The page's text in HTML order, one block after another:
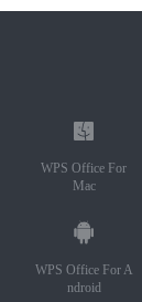
WPS Office For
Mac
WPS Office For A
ndroid